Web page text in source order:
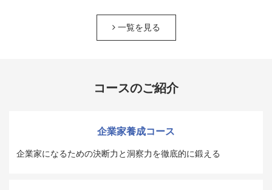
一覧を見る
コースのご紹介
企業家養成コース
企業家になるための決断力と洞察力を徹底的に鍛える